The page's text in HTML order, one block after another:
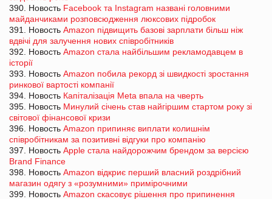
390. Новость Facebook та Instagram названі головними
майданчиками розповсюдження люксових підробок
391. Новость Amazon підвищить базові зарплати більш ніж
вдвічі для залучення нових співробітників
392. Новость Amazon стала найбільшим рекламодавцем в
історії
393. Новость Amazon побила рекорд зі швидкості зростання
ринкової вартості компанії
394. Новость Капіталізація Meta впала на чверть
395. Новость Минулий січень став найгіршим стартом року зі
світової фінансової кризи
396. Новость Amazon припиняє виплати колишнім
співробітникам за позитивні відгуки про компанію
397. Новость Apple стала найдорожчим брендом за версією
Brand Finance
398. Новость Amazon відкриє перший власний роздрібний
магазин одягу з «розумними» примірочними
399. Новость Amazon скасовує рішення про припинення